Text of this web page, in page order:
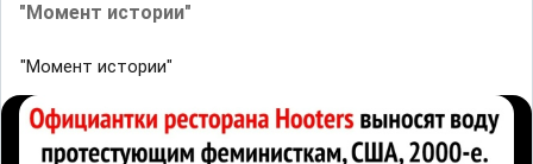
"Момент истории"
"Момент истории"